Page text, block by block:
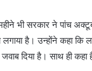
भी सरकार ने पांच
है। उन्होंने कहा कि
दिया है। साथ ही